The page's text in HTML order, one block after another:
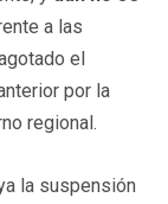
a las
el
por la
regional.
la suspensión